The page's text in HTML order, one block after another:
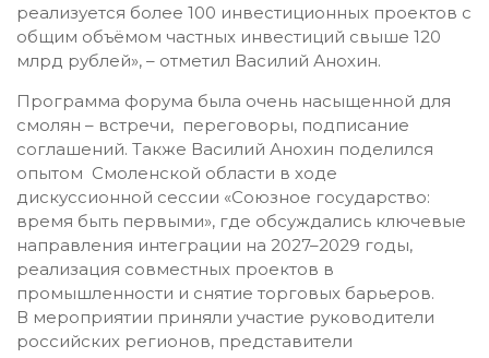
реализуется более 100 инвестиционных проектов с
общим объёмом частных инвестиций свыше 120
млрд рублей», – отметил Василий Анохин.
Программа форума была очень насыщенной для
смолян – встречи, переговоры, подписание
соглашений. Также Василий Анохин поделился
опытом Смоленской области в ходе
дискуссионной сессии «Союзное государство:
время быть первыми», где обсуждались ключевые
направления интеграции на 2027–2029 годы,
реализация совместных проектов в
промышленности и снятие торговых барьеров.
В мероприятии приняли участие руководители
российских регионов, представители